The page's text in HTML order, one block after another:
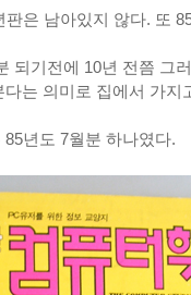
판은 남아있지 않다. 또
되기전에 10년 전쯤 그
는 의미로 집에서 가지
년도 7월분 하나였다.